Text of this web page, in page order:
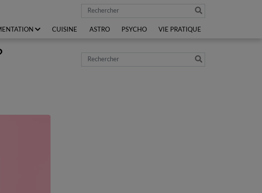
Rechercher
CUISINE ASTRO PSYCHO VIE PRATIQUE
Rechercher